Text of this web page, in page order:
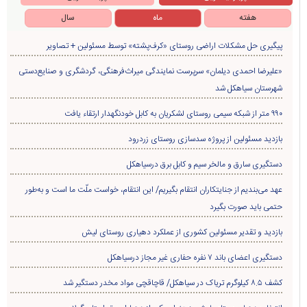
هفته
ماه سال
پیگیری حل مشکلات اراضی روستای «کرف‌پشته» توسط مسئولین + تصاویر
«علیرضا احمدی دیلمان» سرپرست نمایندگی میراث‌فرهنگی، گردشگری و صنایع‌دستی
شهرستان سیاهکل شد
۹۹۰ متر از شبکه سیمی روستای لشکریان به کابل خودنگهدار ارتقاء یافت
بازدید مسئولین از پروژه سدسازی روستای زردرود
دستگیری سارق و مالخر سیم و کابل برق درسیاهکل
عهد می‌بندیم از جنایتکاران انتقام بگیریم/ این انتقام، خواست ملّت ما است و به‌طور
حتمی باید صورت بگیرد
بازدید و تقدیر مسئولین کشوری از عملکرد دهیاری روستای لیش
دستگیری اعضای باند ۷ نفره حفاری غير مجاز درسیاهکل
کشف ۸.۵ کیلوگرم تریاک در سیاهکل/ قاچاقچی مواد مخدر دستگیر شد